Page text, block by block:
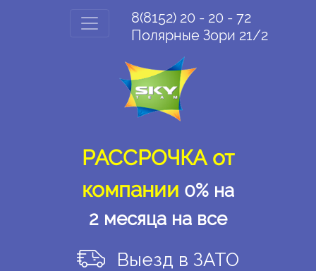
8(8152) 20 - 20 - 72
Полярные Зори 21/2
РАССРОЧКА от
компании 0% на
2 месяца на все
Выезд в ЗАТО